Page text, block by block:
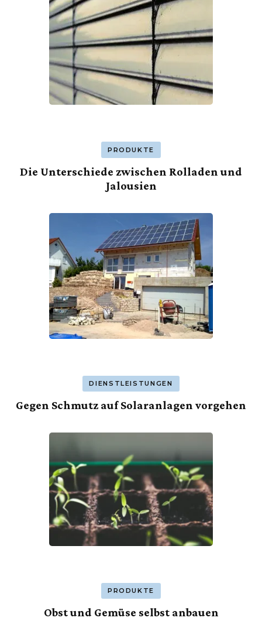
PRODUKTE
Die Unterschiede zwischen Rolladen und
Jalousien
DIENSTLEISTUNGEN
Gegen Schmutz auf Solaranlagen vorgehen
PRODUKTE
Obst und Gemüse selbst anbauen